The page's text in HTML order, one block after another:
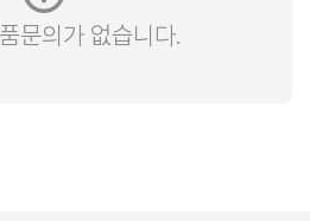
문의가 없습니다.